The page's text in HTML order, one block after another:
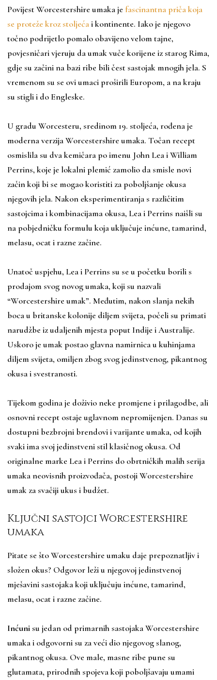
Povijest Worcestershire umaka je fascinantna priča koja
se proteže kroz stoljećai kontinente. Iako je njegovo
točno podrijetlo pomalo obavijeno velom tajne,
povjesničari vjeruju da umak vuče korijene iz starog Rima,
gdje su začini na bazi ribe bili čest sastojak mnogih jela. S
vremenom su se ovi umaci proširili Europom, a na kraju
su stigli i do Engleske.
U gradu Worcesteru, sredinom 19. stoljeća, rođena je
moderna verzija Worcestershire umaka. Točan recept
osmislila su dva kemičara po imenu John Lea i William
Perrins, koje je lokalni plemić zamolio da smisle novi
začin koji bi se mogao koristiti za poboljšanje okusa
njegovih jela. Nakon eksperimentiranja s različitim
sastojcima i kombinacijama okusa, Lea i Perrins naišli su
na pobjedničku formulu koja uključuje inćune, tamarind,
melasu, ocat i razne začine.
Unatoč uspjehu, Lea i Perrins su se u početku borili s
prodajom svog novog umaka, koji su nazvali
“Worcestershire umak”. Međutim, nakon slanja nekih
boca u britanske kolonije diljem svijeta, počeli su primati
narudžbe iz udaljenih mjesta poput Indije i Australije.
Uskoro je umak postao glavna namirnica u kuhinjama
diljem svijeta, omiljen zbog svog jedinstvenog, pikantnog
okusa i svestranosti.
Tijekom godina je doživio neke promjene i prilagodbe, ali
osnovni recept ostaje uglavnom nepromijenjen. Danas su
dostupni bezbrojni brendovi i varijante umaka, od kojih
svaki ima svoj jedinstveni stil klasičnog okusa. Od
originalne marke Lea i Perrins do obrtničkih malih serija
umaka neovisnih proizvođača, postoji Worcestershire
umak za svačiji ukus i budžet.
Ključni sastojci Worcestershire
umaka
Pitate se što Worcestershire umaku daje prepoznatljiv i
složen okus? Odgovor leži u njegovoj jedinstvenoj
mješavini sastojaka koji uključuju inćune, tamarind,
melasu, ocat i razne začine.
Inćuni su jedan od primarnih sastojaka Worcestershire
umaka i odgovorni su za veći dio njegovog slanog,
pikantnog okusa. Ove male, masne ribe pune su
glutamata, prirodnih spojeva koji poboljšavaju umami